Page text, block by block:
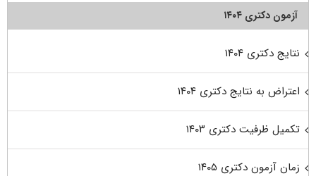
آزمون دکتری ۱۴۰۴
نتایج دکتری ۱۴۰۴
اعتراض به نتایج دکتری ۱۴۰۴
تکمیل ظرفیت دکتری ۱۴۰۳
زمان آزمون دکتری ۱۴۰۵